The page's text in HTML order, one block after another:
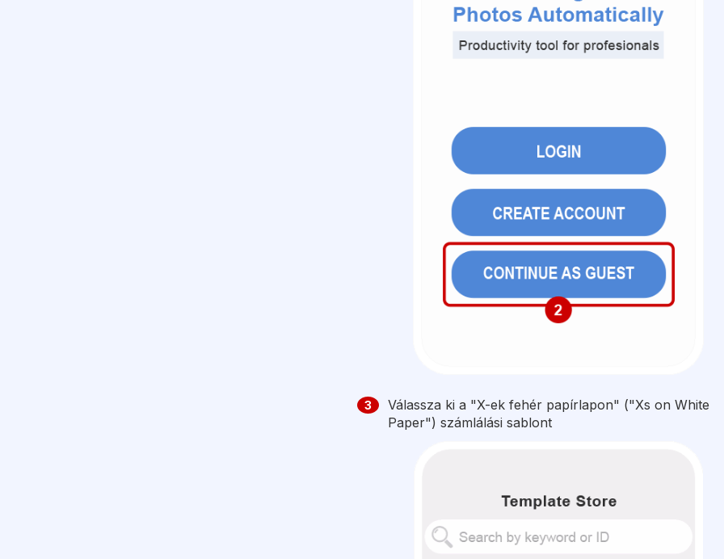
3
Válassza ki a "X-ek fehér papírlapon" ("Xs on White
Paper") számlálási sablont